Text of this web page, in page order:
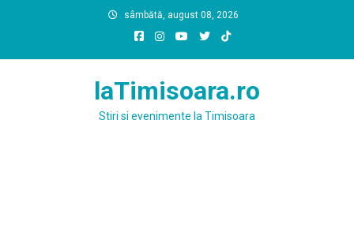
sâmbătă, august 08, 2026
laTimisoara.ro
Stiri si evenimente la Timisoara